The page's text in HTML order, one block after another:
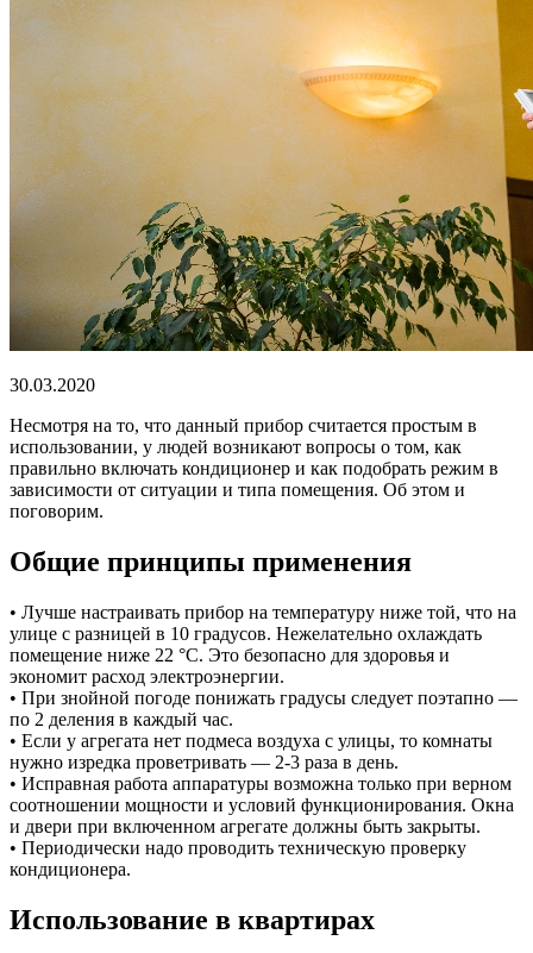
30.03.2020
Несмотря на то, что данный прибор считается простым в
использовании, у людей возникают вопросы о том, как
правильно включать кондиционер и как подобрать режим в
зависимости от ситуации и типа помещения. Об этом и
поговорим.
Общие принципы применения
• Лучше настраивать прибор на температуру ниже той, что на
улице с разницей в 10 градусов. Нежелательно охлаждать
помещение ниже 22 °C. Это безопасно для здоровья и
экономит расход электроэнергии.
• При знойной погоде понижать градусы следует поэтапно —
по 2 деления в каждый час.
• Если у агрегата нет подмеса воздуха с улицы, то комнаты
нужно изредка проветривать — 2-3 раза в день.
• Исправная работа аппаратуры возможна только при верном
соотношении мощности и условий функционирования. Окна
и двери при включенном агрегате должны быть закрыты.
• Периодически надо проводить техническую проверку
кондиционера.
Использование в квартирах